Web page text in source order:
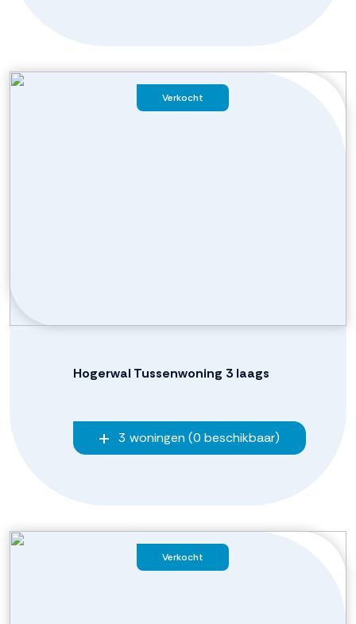
Verkocht
Hogerwal Tussenwoning 3 laags
3 woningen (0 beschikbaar)
Verkocht